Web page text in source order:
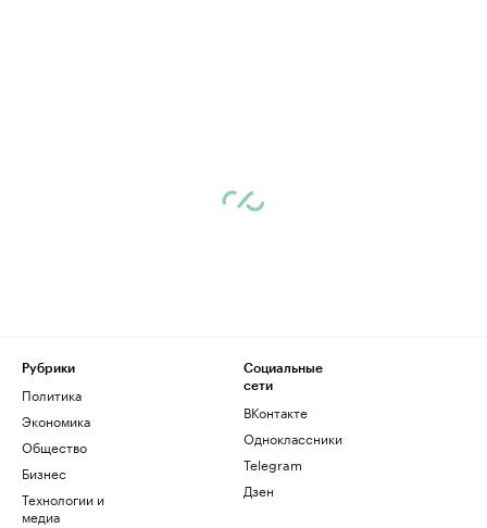
Рубрики
Политика
Экономика
Общество
Бизнес
Технологии и
медиа
Социальные
сети
ВКонтакте
Одноклассники
Telegram
Дзен